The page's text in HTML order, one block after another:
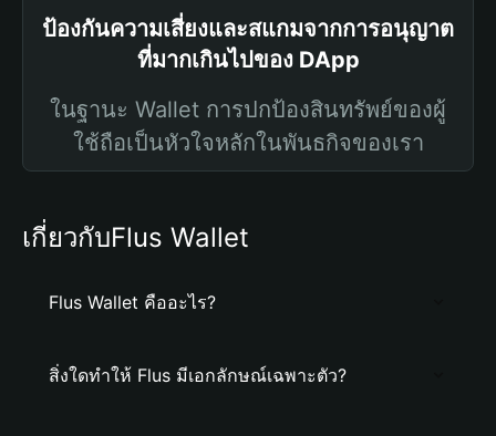
ป้องกันความเสี่ยงและสแกมจากการอนุญาต
ที่มากเกินไปของ DApp
ในฐานะ Wallet การปกป้องสินทรัพย์ของผู้
ใช้ถือเป็นหัวใจหลักในพันธกิจของเรา
เกี่ยวกับFlus Wallet
Flus Wallet คืออะไร?
สิ่งใดทำให้ Flus มีเอกลักษณ์เฉพาะตัว?